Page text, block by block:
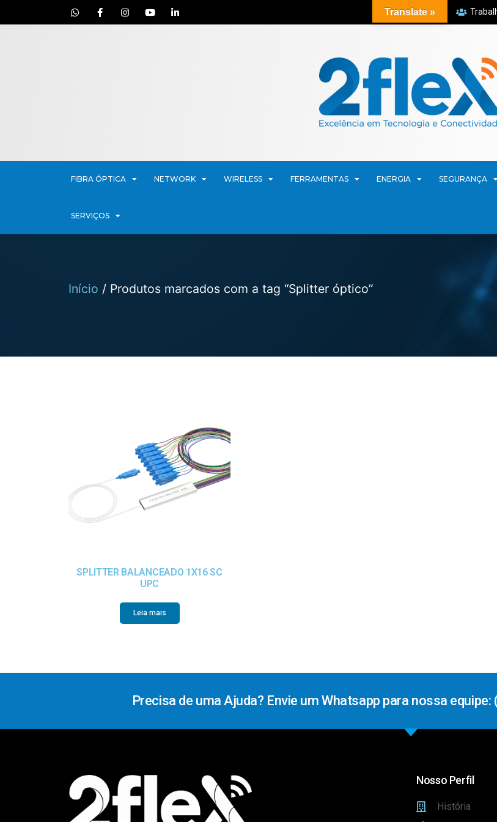
FIBRA ÓPTICA NETWORK WIRELESS FERRAMENTAS ENERGIA SEGURANÇA
SERVIÇOS
Início / Produtos marcados com a tag “Splitter óptico”
SPLITTER BALANCEADO 1X16 SC
UPC
Leia mais
Precisa de uma Ajuda? Envie um Whatsapp para nossa
Nosso Perfil
História
Translate »